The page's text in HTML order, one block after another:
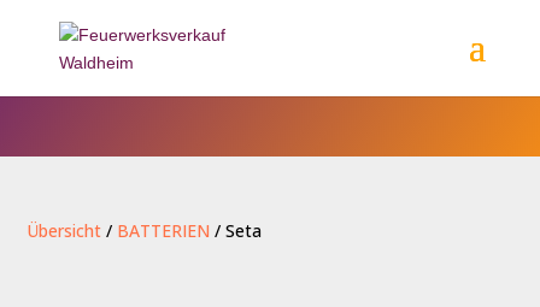
Übersicht / BATTERIEN / Seta